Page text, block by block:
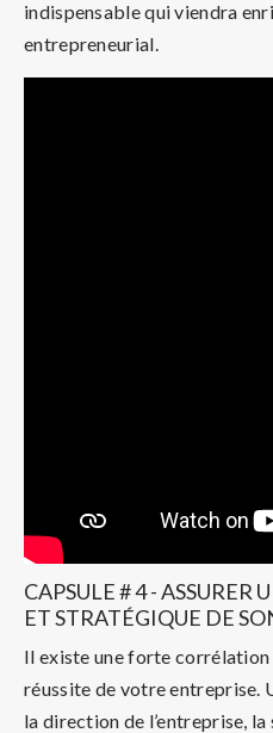
indispensable qui viendra
entrepreneurial.
CAPSULE # 4 - ASSURER
ET STRATÉGIQUE DE
Il existe une forte
réussite de votre entreprise.
la direction de l’entreprise,